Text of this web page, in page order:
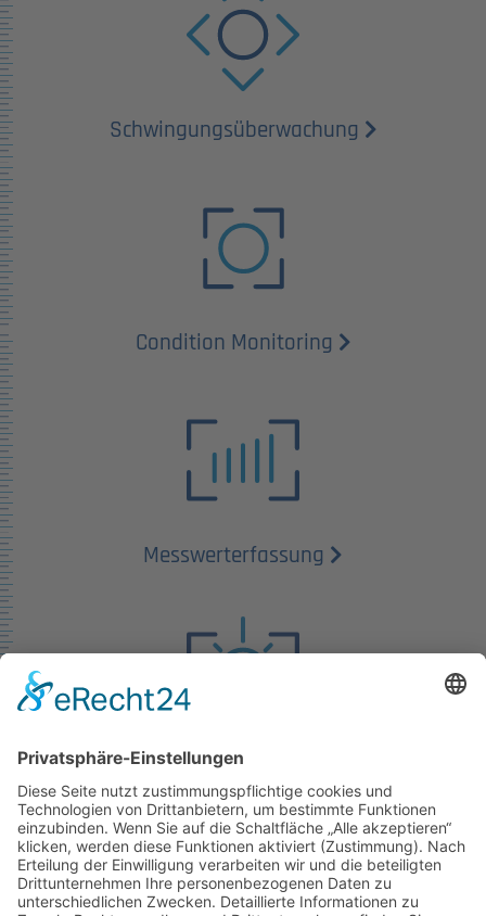
Schwingungs­überwachung
Condition Monitoring
Messwert­erfassung
Mobile Geräte